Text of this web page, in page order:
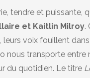
tendre et puissante,
et Kaitlin Milroy.
, leurs voix fouillent
nous transporte
du quotidien. Le titre